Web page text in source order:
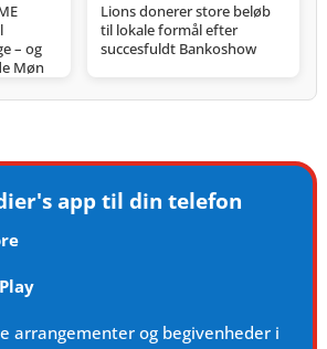
– og
Møn
Lions donerer store beløb
til lokale formål efter
succesfuldt Bankoshow
app til din telefon
arrangementer og begivenheder i